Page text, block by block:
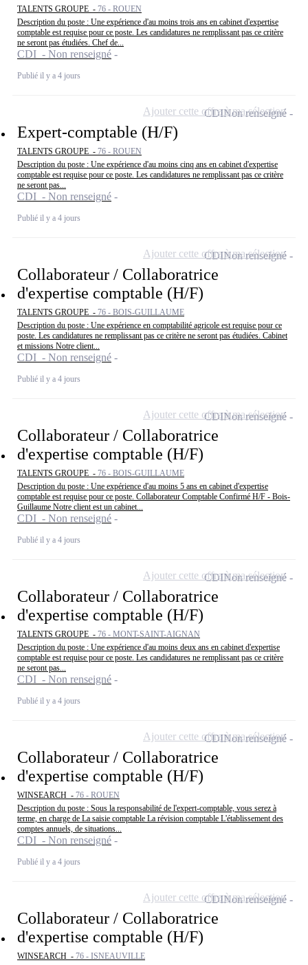
TALENTS GROUPE - 76 - ROUEN
Description du poste : Une expérience d'au moins trois ans en cabinet d'expertise
comptable est requise pour ce poste. Les candidatures ne remplissant pas ce critère
ne seront pas étudiées. Chef de...
CDI - Non renseigné
Publié il y a 4 jours
Expert-comptable (H/F)
TALENTS GROUPE - 76 - ROUEN
Description du poste : Une expérience d'au moins cinq ans en cabinet d'expertise
comptable est requise pour ce poste. Les candidatures ne remplissant pas ce critère
ne seront pas...
CDI - Non renseigné
Publié il y a 4 jours
CDINon renseigné
Ajouter cette offre à ma sélection
Collaborateur / Collaboratrice
d'expertise comptable (H/F)
TALENTS GROUPE - 76 - BOIS-GUILLAUME
Description du poste : Une expérience en comptabilité agricole est requise pour ce
poste. Les candidatures ne remplissant pas ce critère ne seront pas étudiées. Cabinet
et missions Notre client...
CDI - Non renseigné
Publié il y a 4 jours
CDINon renseigné
Ajouter cette offre à ma sélection
Collaborateur / Collaboratrice
d'expertise comptable (H/F)
TALENTS GROUPE - 76 - BOIS-GUILLAUME
Description du poste : Une expérience d'au moins 5 ans en cabinet d'expertise
comptable est requise pour ce poste. Collaborateur Comptable Confirmé H/F - Bois-
Guillaume Notre client est un cabinet...
CDI - Non renseigné
Publié il y a 4 jours
CDINon renseigné
Ajouter cette offre à ma sélection
Collaborateur / Collaboratrice
d'expertise comptable (H/F)
TALENTS GROUPE - 76 - MONT-SAINT-AIGNAN
Description du poste : Une expérience d'au moins deux ans en cabinet d'expertise
comptable est requise pour ce poste. Les candidatures ne remplissant pas ce critère
ne seront pas...
CDI - Non renseigné
Publié il y a 4 jours
CDINon renseigné
Ajouter cette offre à ma sélection
Collaborateur / Collaboratrice
d'expertise comptable (H/F)
WINSEARCH - 76 - ROUEN
Description du poste : Sous la responsabilité de l'expert-comptable, vous serez à
terme, en charge de La saisie comptable La révision comptable L'établissement des
comptes annuels, de situations...
CDI - Non renseigné
Publié il y a 4 jours
CDINon renseigné
Ajouter cette offre à ma sélection
Collaborateur / Collaboratrice
d'expertise comptable (H/F)
WINSEARCH - 76 - ISNEAUVILLE
CDINon renseigné
Ajouter cette offre à ma sélection